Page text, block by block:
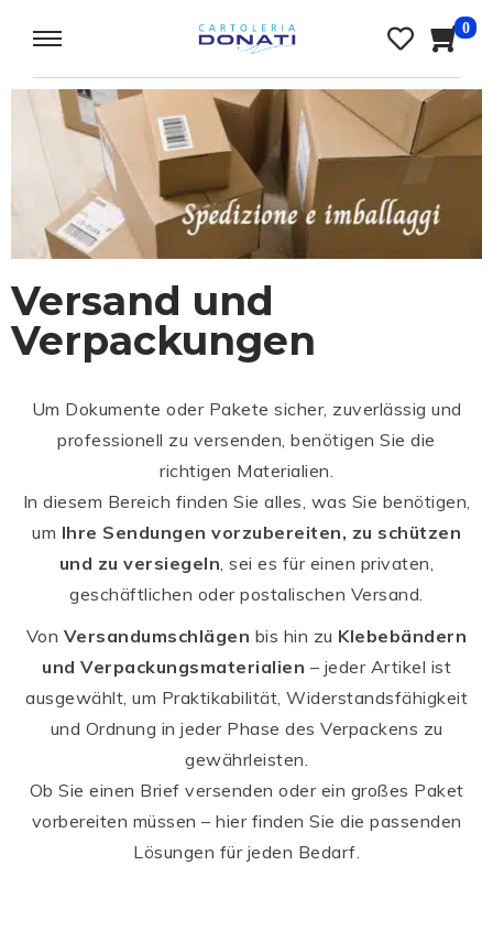
0
Versand und
Verpackungen
Um Dokumente oder Pakete sicher, zuverlässig und
professionell zu versenden, benötigen Sie die
richtigen Materialien.
In diesem Bereich finden Sie alles, was Sie benötigen,
um Ihre Sendungen vorzubereiten, zu schützen
und zu versiegeln , sei es für einen privaten,
geschäftlichen oder postalischen Versand.
Von Versandumschlägen bis hin zu Klebebändern
und Verpackungsmaterialien – jeder Artikel ist
ausgewählt, um Praktikabilität, Widerstandsfähigkeit
und Ordnung in jeder Phase des Verpackens zu
gewährleisten.
Ob Sie einen Brief versenden oder ein großes Paket
vorbereiten müssen – hier finden Sie die passenden
Lösungen für jeden Bedarf.